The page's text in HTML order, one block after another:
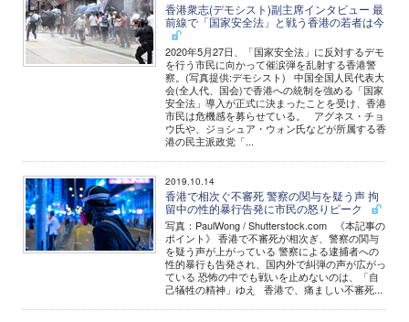
香港衆志(デモシスト)副主席インタビュー 最
前線で「国家安全法」と戦う香港の若者は今
2020年5月27日、「国家安全法」に反対するデモ
を行う市民に向かって催涙弾を乱射する香港警
察。(写真提供:デモシスト) 中国全国人民代表大
会(全人代、国会)で香港への統制を強める「国家
安全法」導入が正式に決まったことを受け、香港
市民は危機感を募らせている。 アグネス・チョ
ウ氏や、ジョシュア・ウォン氏などが所属する香
港の民主派政党「...
2019.10.14
香港で相次ぐ不審死 警察の関与を疑う声 拘
留中の性的暴行告発に市民の怒りピーク
写真：PaulWong / Shutterstock.com 《本記事の
ポイント》 香港で不審死が相次ぎ、警察の関与
を疑う声が上がっている 警察による逮捕者への
性的暴行も告発され、国内外で糾弾の声が広がっ
ている 恐怖の中でも戦いを止めないのは、「自
己犠牲の精神」ゆえ 香港で、痛ましい不審死...